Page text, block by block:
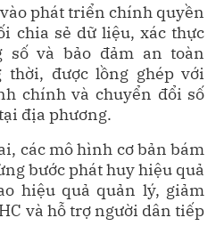
phát triển chính quyền
chia sẻ dữ liệu, xác thực
số và bảo đảm an toàn
được lồng ghép với
chính và chuyển đổi số
địa phương.
các mô hình cơ bản bám
bước phát huy hiệu quả
hiệu quả quản lý, giảm
và hỗ trợ người dân tiếp